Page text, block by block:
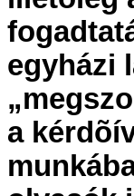
egyházi
a